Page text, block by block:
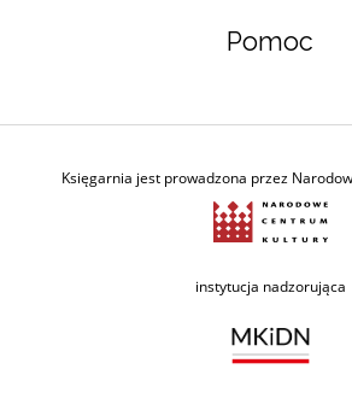
Pomoc
Księgarnia jest prowadzona przez
instytucja nadzorująca